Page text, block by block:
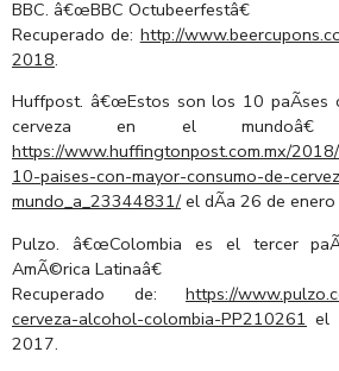
BBC. â€œBBC Octubeerfestâ€
Recuperado de: http://
2018.
Huffpost. â€œEstos son los 10 paÃ­ses
cerveza en el mundoâ€
https://www.huffingtonpost.com.mx/
10-paises-con-mayor-consumo-de-
mundo_a_23344831/el dÃ­a 26 de
Pulzo. â€œColombia es el tercer
AmÃ©rica Latinaâ€
Recuperado de: https://
cerveza-alcohol-colombia-PP210261 el
2017.